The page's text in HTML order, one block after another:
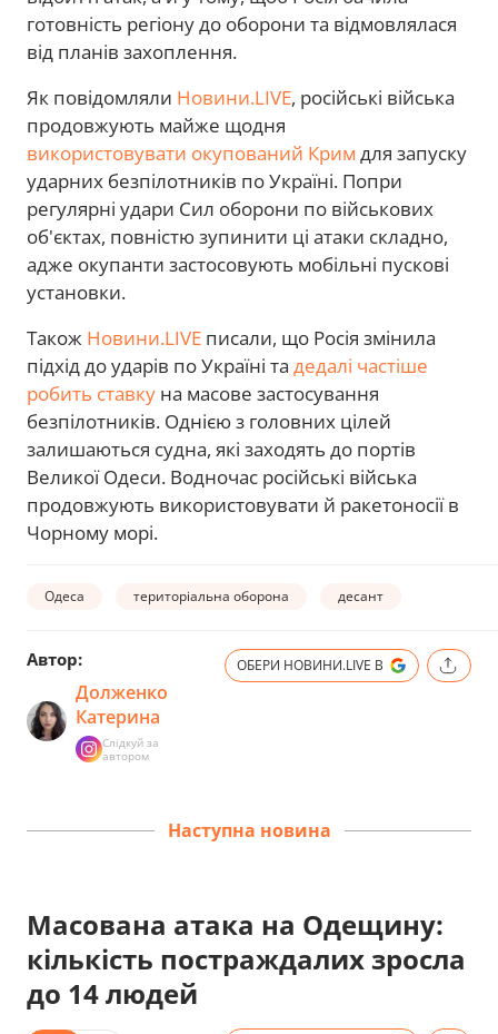
готовність регіону до оборони та відмовлялася
від планів захоплення.
Як повідомляли Новини.LIVE, російські війська
продовжують майже щодня
використовувати окупований Крим для запуску
ударних безпілотників по Україні. Попри
регулярні удари Сил оборони по військових
об'єктах, повністю зупинити ці атаки складно,
адже окупанти застосовують мобільні пускові
установки.
Також Новини.LIVE писали, що Росія змінила
підхід до ударів по Україні та дедалі частіше
робить ставку на масове застосування
безпілотників. Однією з головних цілей
залишаються судна, які заходять до портів
Великої Одеси. Водночас російські війська
продовжують використовувати й ракетоносії в
Чорному морі.
Одеса територіальна оборона десант
Автор:
Долженко
Катерина
Слідкуй за
автором
ОБЕРИ НОВИНИ.LIVE В
Наступна новина
Масована атака на Одещину:
кількість постраждалих зросла
до 14 людей